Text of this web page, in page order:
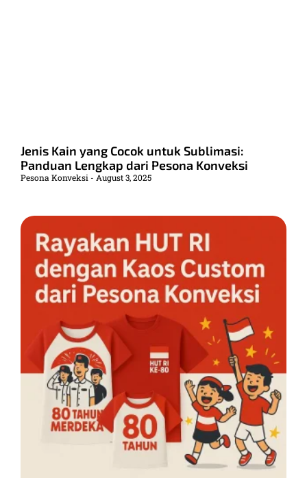
Jenis Kain yang Cocok untuk Sublimasi:
Panduan Lengkap dari Pesona Konveksi
Pesona Konveksi August 3, 2025